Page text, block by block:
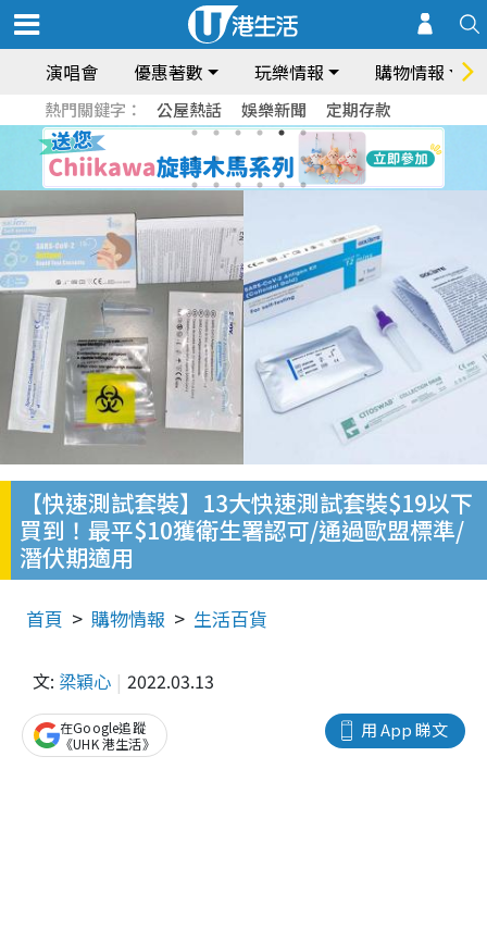
演唱會 優惠著數 玩樂情報 購物情報
熱門關鍵字： 公屋熱話 娛樂新聞 定期存款
【快速測試套裝】13大快速測試套裝$19以下
買到！最平$10獲衛生署認可/通過歐盟標準/
潛伏期適用
首頁 購物情報 生活百貨
文: 梁穎心 2022.03.13
用 App 睇文
在Google追蹤
《UHK 港生活》